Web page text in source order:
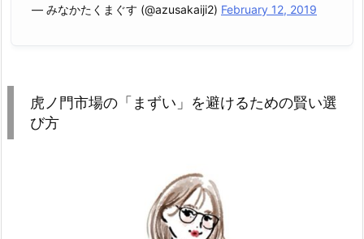
— みなかたくまぐす (@azusakaiji2) February 12, 2019
虎ノ門市場の「まずい」を避けるための賢い選
び方